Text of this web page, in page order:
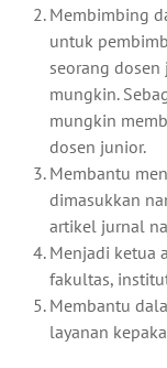
Membimbing
untuk
seorang dosen
mungkin.
mungkin
dosen junior.
Membantu
dimasukkan
artikel jurnal
Menjadi ketua
fakultas,
Membantu
layanan